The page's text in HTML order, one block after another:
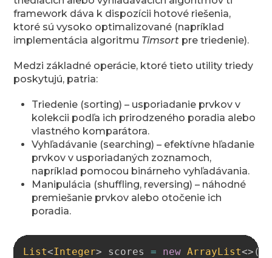
framework dáva k dispozícii hotové riešenia,
ktoré sú vysoko optimalizované (napríklad
implementácia algoritmu Timsort pre triedenie).
Medzi základné operácie, ktoré tieto utility triedy
poskytujú, patria:
Triedenie (sorting) – usporiadanie prvkov v
kolekcii podľa ich prirodzeného poradia alebo
vlastného komparátora.
Vyhľadávanie (searching) – efektívne hľadanie
prvkov v usporiadaných zoznamoch,
napríklad pomocou binárneho vyhľadávania.
Manipulácia (shuffling, reversing) – náhodné
premiešanie prvkov alebo otočenie ich
poradia.
List<Integer> scores = new ArrayList<> (